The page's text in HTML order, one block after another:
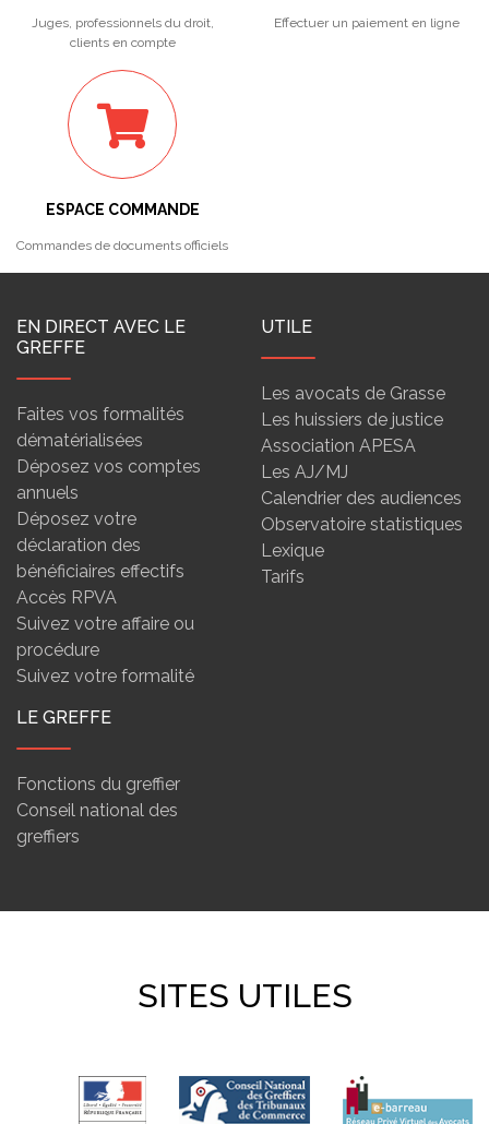
Juges, professionnels du droit,
clients en compte
Effectuer un paiement en ligne
ESPACE COMMANDE
Commandes de documents officiels
EN DIRECT AVEC LE
GREFFE
Faites vos formalités
dématérialisées
Déposez vos comptes
annuels
Déposez votre
déclaration des
bénéficiaires effectifs
Accès RPVA
Suivez votre affaire ou
procédure
Suivez votre formalité
UTILE
Les avocats de Grasse
Les huissiers de justice
Association APESA
Les AJ/MJ
Calendrier des audiences
Observatoire statistiques
Lexique
Tarifs
LE GREFFE
Fonctions du greffier
Conseil national des
greffiers
SITES UTILES